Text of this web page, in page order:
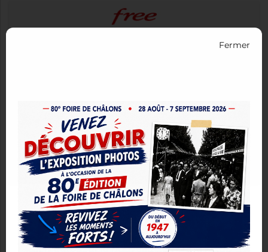
Fermer
Du 27/07/2026 au 11/08/2026
Quel pliable êtes-vous ? Découvrez les
nouveaux Samsung Z...